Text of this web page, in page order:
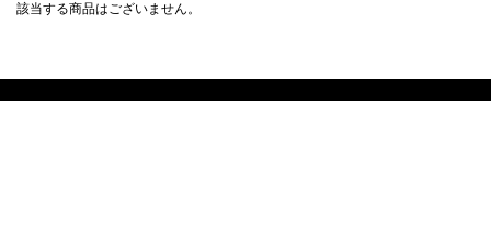
該当する商品はございません。